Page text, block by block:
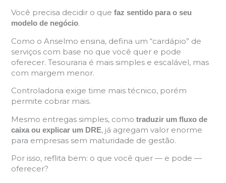
Você precisa decidir o que faz sentido para o seu
modelo de negócio.
Como o Anselmo ensina, defina um “cardápio” de
serviços com base no que você quer e pode
oferecer. Tesouraria é mais simples e escalável, mas
com margem menor.
Controladoria exige time mais técnico, porém
permite cobrar mais.
Mesmo entregas simples, como traduzir um fluxo de
caixa ou explicar um DRE, já agregam valor enorme
para empresas sem maturidade de gestão.
Por isso, reflita bem: o que você quer — e pode —
oferecer?